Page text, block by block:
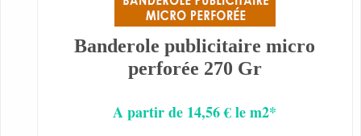
Banderole publicitaire micro
perforée 270 Gr
A partir de 14,56 € le m2*